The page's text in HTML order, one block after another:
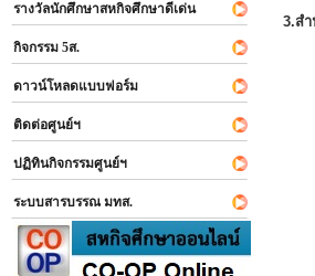
รางวัลนักศึกษาสหกิจศึกษาดีเด่น
กิจกรรม 5ส.
ดาวน์โหลดแบบฟอร์ม
ติดต่อศูนย์ฯ
ปฏิทินกิจกรรมศูนย์ฯ
ระบบสารบรรณ มทส.
3.ส